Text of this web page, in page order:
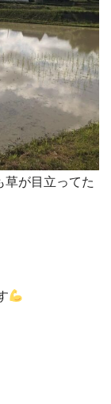
が目立ってた